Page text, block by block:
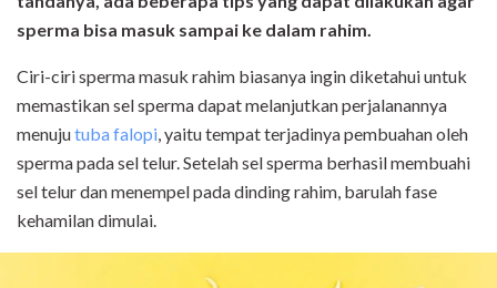
sperma bisa masuk sampai ke dalam rahim.
Ciri-ciri sperma masuk rahim biasanya ingin diketahui untuk
memastikan sel sperma dapat melanjutkan perjalanannya
menujutuba falopi, yaitu tempat terjadinya pembuahan oleh
sperma pada sel telur. Setelah sel sperma berhasil membuahi
sel telur dan menempel pada dinding rahim, barulah fase
kehamilan dimulai.